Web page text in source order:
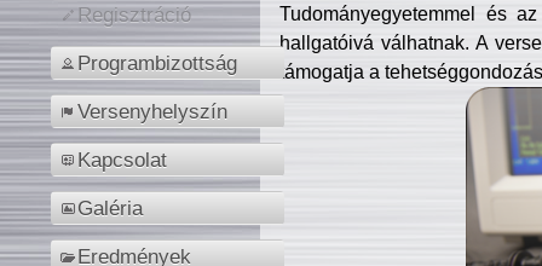
Regisztráció
Programbizottság
Versenyhelyszín
Kapcsolat
Galéria
Eredmények
Tudományegyetemmel és
hallgatóivá válhatnak. A
támogatja a